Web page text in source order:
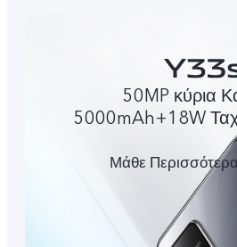
50MP κύρια
5000mAh+18W
Μάθε Περισσότερα